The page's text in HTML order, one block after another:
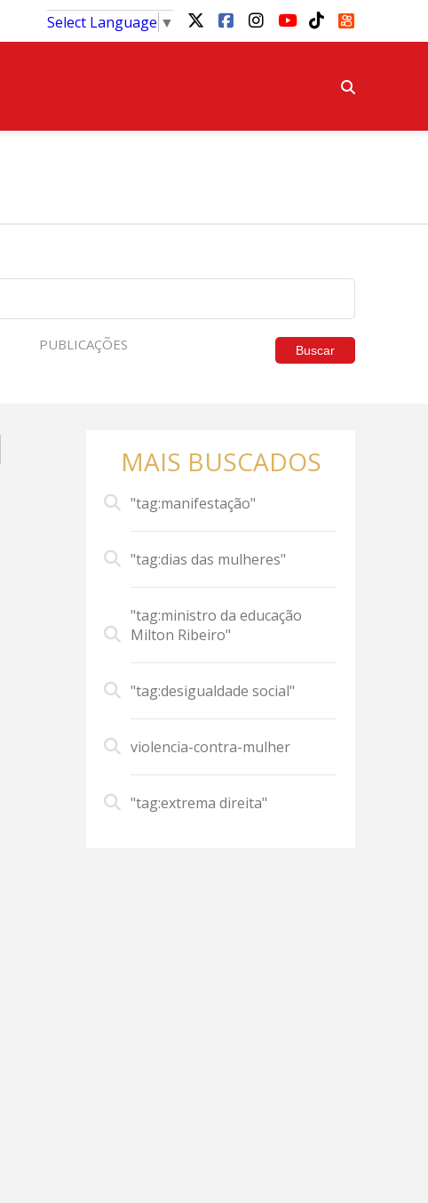
Select Language ▼
PUBLICAÇÕES Buscar
MAIS BUSCADOS
"tag:manifestação"
"tag:dias das mulheres"
"tag:ministro da educação
Milton Ribeiro"
"tag:desigualdade social"
violencia-contra-mulher
"tag:extrema direita"